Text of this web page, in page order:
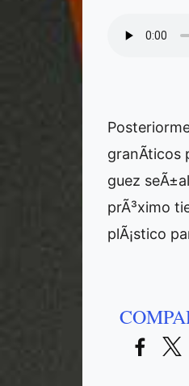
granÃ­ticos
guez
prÃ³ximo
plÃ¡stico